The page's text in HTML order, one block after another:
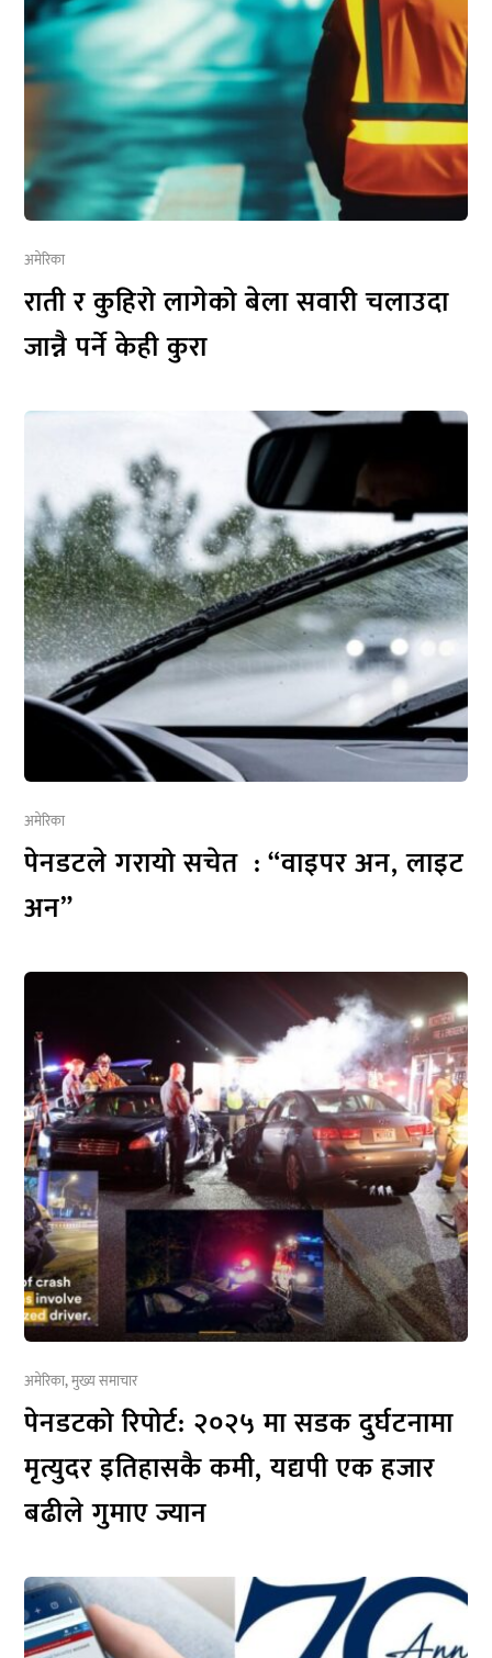
अमेरिका
राती र कुहिरो लागेको बेला सवारी चलाउदा
जान्नै पर्ने केही कुरा
अमेरिका
पेनडटले गरायो सचेत : “वाइपर अन, लाइट
अन”
अमेरिका,मुख्य समाचार
पेनडटको रिपोर्ट: २०२५ मा सडक दुर्घटनामा
मृत्युदर इतिहासकै कमी, यद्यपी एक हजार
बढीले गुमाए ज्यान